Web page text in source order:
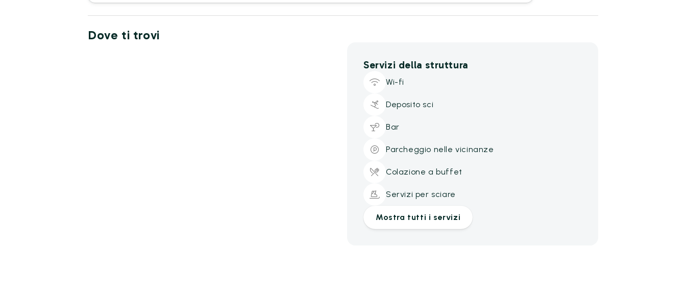
Dove ti trovi
Servizi della struttura
Wi-fi
Deposito sci
Bar
Parcheggio nelle vicinanze
Colazione a buffet
Servizi per sciare
Mostra tutti i servizi